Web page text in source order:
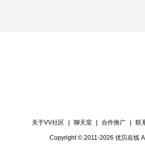
关于VV社区 聊天室 合作推广 联
Copyright © 2011-2026 优贝在线